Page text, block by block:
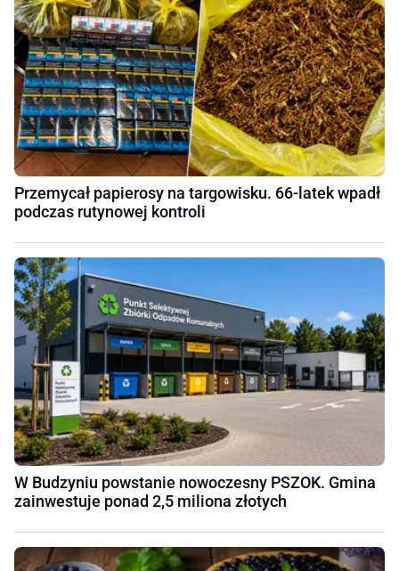
Przemycał papierosy na targowisku. 66-latek wpadł
podczas rutynowej kontroli
W Budzyniu powstanie nowoczesny PSZOK. Gmina
zainwestuje ponad 2,5 miliona złotych